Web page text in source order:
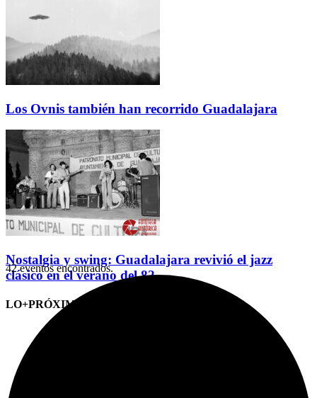
Los Ovnis también han recorrido Guadalajara
Nostalgia y swing: Guadalajara revivió el jazz
clásico en el verano del 82
LO+PRÓXIMO (CITAS)
42 eventos encontrados.